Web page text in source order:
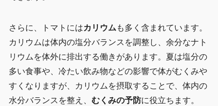
さらに、トマトにはカリウムも多く含まれています。
カリウムは体内の塩分バランスを調整し、余分なナト
リウムを体外に排出する働きがあります。夏は塩分の
多い食事や、冷たい飲み物などの影響で体がむくみや
すくなりますが、カリウムを摂取することで、体内の
水分バランスを整え、 むくみの予防に役立ちます。